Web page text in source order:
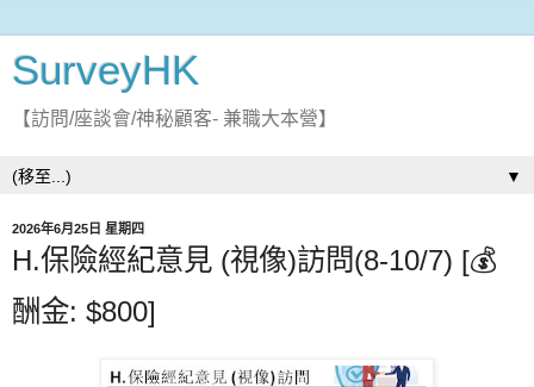
SurveyHK
【訪問/座談會/神秘顧客- 兼職大本營】
▼
2026年6月25日 星期四
H.保險經紀意見 (視像)訪問(8-10/7) [💰
酬金: $800]